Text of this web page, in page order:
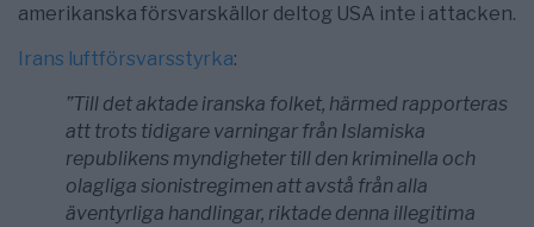
amerikanska försvarskällor deltog USA inte i attacken.
Irans luftförsvarsstyrka:
”Till det aktade iranska folket, härmed rapporteras
att trots tidigare varningar från Islamiska
republikens myndigheter till den kriminella och
olagliga sionistregimen att avstå från alla
äventyrliga handlingar, riktade denna illegitima